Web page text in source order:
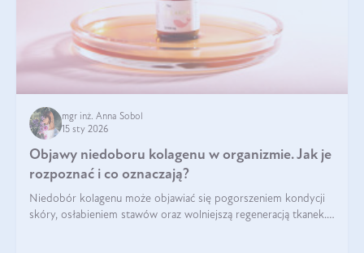
mgr inż. Anna Sobol
15 sty 2026
Objawy niedoboru kolagenu w organizmie. Jak je
rozpoznać i co oznaczają?
Niedobór kolagenu może objawiać się pogorszeniem kondycji
skóry, osłabieniem stawów oraz wolniejszą regeneracją tkanek.